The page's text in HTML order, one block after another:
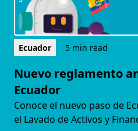
Ecuador 5 min read
Nuevo reglamento
Ecuador
Conoce el nuevo paso de
el Lavado de Activos y